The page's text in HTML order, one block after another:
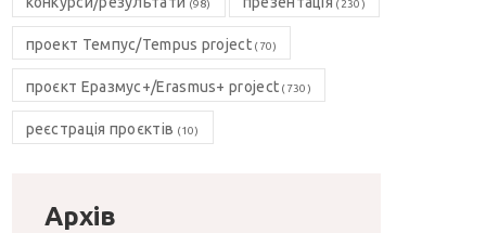
(98) (230)
проект Темпус/Tempus project(70)
проєкт Еразмус+/Erasmus+ project (730)
реєстрація проєктів (10)
Архів